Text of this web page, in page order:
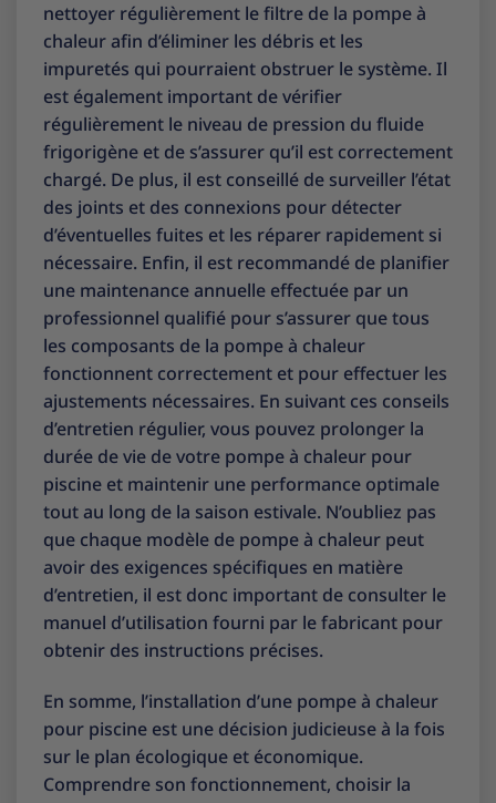
nettoyer régulièrement le filtre de la pompe à
chaleur afin d’éliminer les débris et les
impuretés qui pourraient obstruer le système. Il
est également important de vérifier
régulièrement le niveau de pression du fluide
frigorigène et de s’assurer qu’il est correctement
chargé. De plus, il est conseillé de surveiller l’état
des joints et des connexions pour détecter
d’éventuelles fuites et les réparer rapidement si
nécessaire. Enfin, il est recommandé de planifier
une maintenance annuelle effectuée par un
professionnel qualifié pour s’assurer que tous
les composants de la pompe à chaleur
fonctionnent correctement et pour effectuer les
ajustements nécessaires. En suivant ces conseils
d’entretien régulier, vous pouvez prolonger la
durée de vie de votre pompe à chaleur pour
piscine et maintenir une performance optimale
tout au long de la saison estivale. N’oubliez pas
que chaque modèle de pompe à chaleur peut
avoir des exigences spécifiques en matière
d’entretien, il est donc important de consulter le
manuel d’utilisation fourni par le fabricant pour
obtenir des instructions précises.
En somme, l’installation d’une pompe à chaleur
pour piscine est une décision judicieuse à la fois
sur le plan écologique et économique.
Comprendre son fonctionnement, choisir la